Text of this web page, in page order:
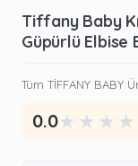
Tiffany Baby
Güpürlü Elbise
Tüm TİFFANY BABY
0.0★ ★ ★ ★